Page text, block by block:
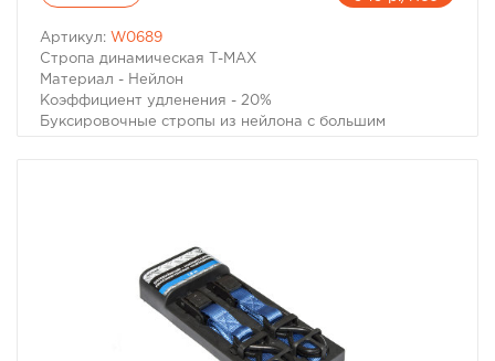
Артикул: W0689
Стропа динамическая Т-МАХ
Материал - Нейлон
Коэффициент удленения - 20%
Буксировочные стропы из нейлона с большим
автомобиля, так и для тягача. Несмотря на то, что в
народе эти стропы прозвали "Рывковыми" тросами,
следует помнить, что при сильном рывке даже такой
специальной динамической стропой можно повредить
неподготовленный для внедорожной эксплуатации
автомобиль и нанести увечья окружающим людям.